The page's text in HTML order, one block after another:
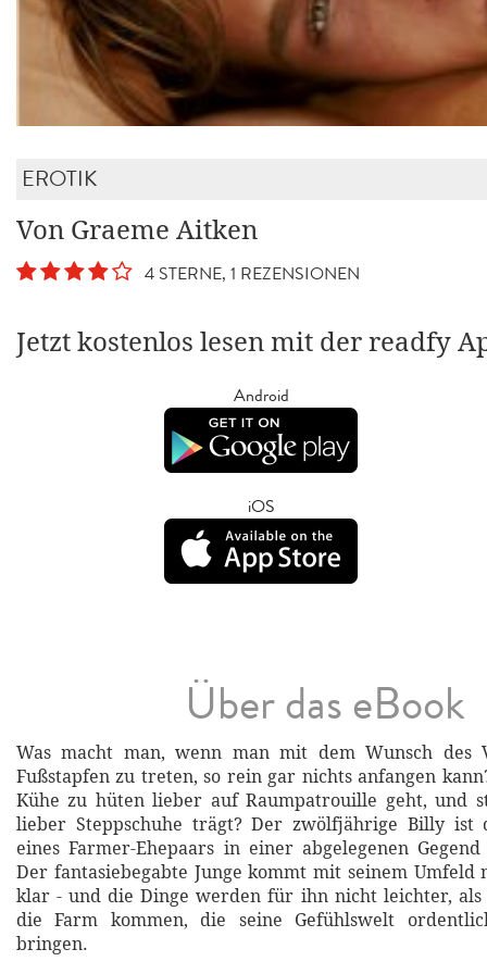
EROTIK
Von Graeme Aitken
4 STERNE, 1 REZENSIONEN
Jetzt kostenlos lesen mit der readfy
Android
iOS
Über das eBook
Was macht man, wenn man mit dem Wunsch des
Fußstapfen zu treten, so rein gar nichts anfangen
Kühe zu hüten lieber auf Raumpatrouille geht, und
lieber Steppschuhe trägt? Der zwölfjährige Billy ist
eines Farmer-Ehepaars in einer abgelegenen
Der fantasiebegabte Junge kommt mit seinem
klar - und die Dinge werden für ihn nicht leichter, als
die Farm kommen, die seine Gefühlswelt
bringen.